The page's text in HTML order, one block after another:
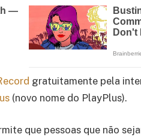
gratuitamente pela
(novo nome do PlayPlus).
que pessoas que não